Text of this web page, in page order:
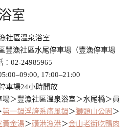
室
社區溫泉浴室
豐漁社區水尾停車場（豐漁停車場
：02-24985965
17:00–21:00
車場24小時開放
＞豐漁社區溫泉浴室＞水尾橋＞員
第一鍋浮誇系痛風鍋＞獅頭山公園 ＞
黃金湯＞磺港漁港＞金山老街吃鴨肉